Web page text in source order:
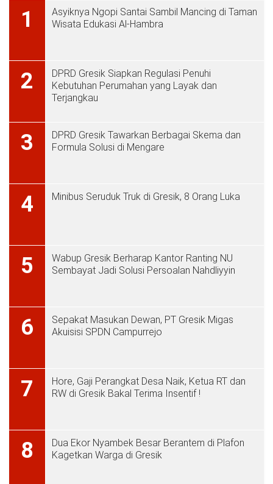
1
Asyiknya Ngopi Santai Sambil Mancing di Taman
Wisata Edukasi Al-Hambra
2
DPRD Gresik Siapkan Regulasi Penuhi
Kebutuhan Perumahan yang Layak dan
Terjangkau
3
DPRD Gresik Tawarkan Berbagai Skema dan
Formula Solusi di Mengare
4 Minibus Seruduk Truk di Gresik, 8 Orang Luka
5
Wabup Gresik Berharap Kantor Ranting NU
Sembayat Jadi Solusi Persoalan Nahdliyyin
6
Sepakat Masukan Dewan, PT Gresik Migas
Akuisisi SPDN Campurrejo
7
Hore, Gaji Perangkat Desa Naik, Ketua RT dan
RW di Gresik Bakal Terima Insentif !
8
Dua Ekor Nyambek Besar Berantem di Plafon
Kagetkan Warga di Gresik